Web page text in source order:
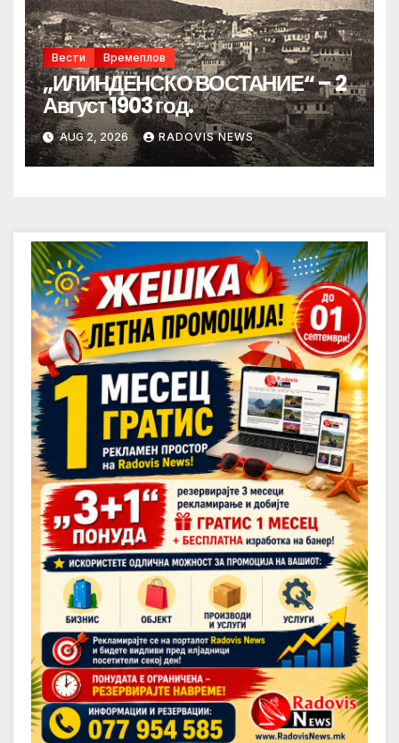
Вести Времеплов
„ИЛИНДЕНСКО ВОСТАНИЕ“ – 2
Август 1903 год.
AUG 2, 2026 RADOVIS NEWS